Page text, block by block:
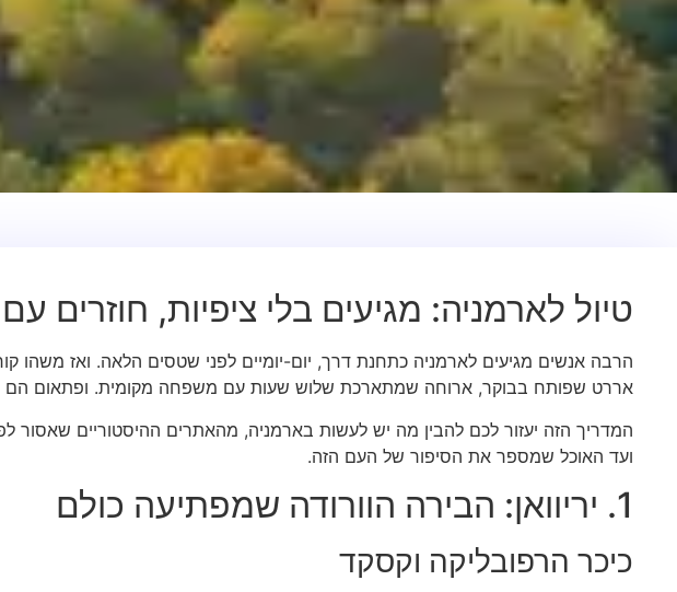
טיול לארמניה: מגיעים בלי ציפיות, חוזרים
הרבה אנשים מגיעים לארמניה כתחנת דרך, יום-יומיים לפני שטסים הלאה. ואז משהו
אררט שפותח בבוקר, ארוחה שמתארכת שלוש שעות עם משפחה מקומית. ופתאום הם
המדריך הזה יעזור לכם להבין מה יש לעשות בארמניה, מהאתרים ההיסטוריים שאסור
ועד האוכל שמספר את הסיפור של העם הזה.
1. יריוואן: הבירה הוורודה שמפתיעה כולם
כיכר הרפובליקה וקסקד